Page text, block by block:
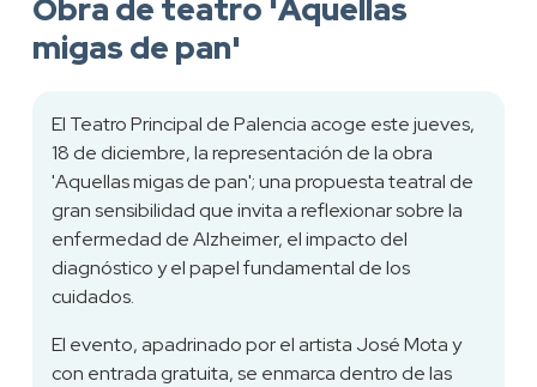
Obra de teatro 'Aquellas
migas de pan'
El Teatro Principal de Palencia acoge este jueves,
18 de diciembre, la representación de la obra
'Aquellas migas de pan'; una propuesta teatral de
gran sensibilidad que invita a reflexionar sobre la
enfermedad de Alzheimer, el impacto del
diagnóstico y el papel fundamental de los
cuidados.
El evento, apadrinado por el artista José Mota y
con entrada gratuita, se enmarca dentro de las